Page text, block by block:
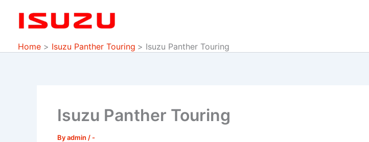
Home Isuzu Panther Touring Isuzu Panther Touring
Isuzu Panther Touring
Byadmin / -